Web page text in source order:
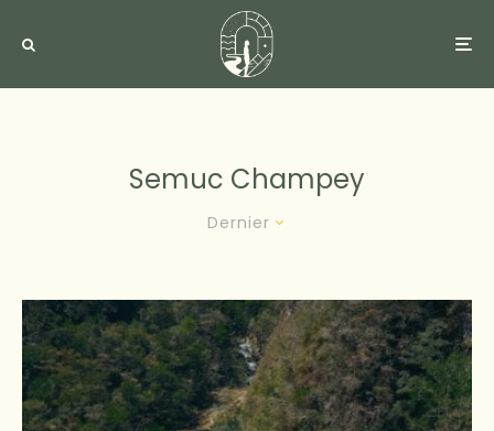
Semuc Champey
Dernier